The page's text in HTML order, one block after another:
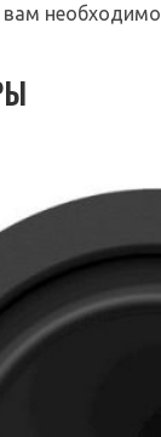
необходимо